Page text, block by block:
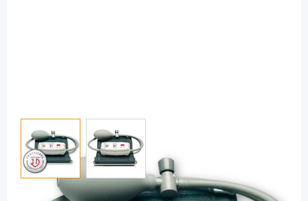
View larger imageView larger image